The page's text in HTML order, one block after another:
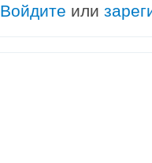
Войдите или